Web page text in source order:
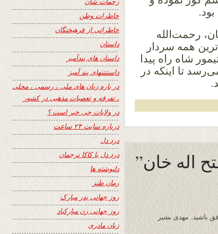
رحمت‌الله
همه سردار
شاه راه پیدا
تا اینکه در
باشید. مهدی بشیر
خاطرات وطن
خاطراتی از فرهیختگان
داستان
داستان های پندآمیز
داستنتنهای پند آمیز
در باره زبان های ملی ، رسمی ، محلی
، تفرقه و تعصبات مذهبی در کشور
در ولایات چی خبر است ؟
درباره سایت ۲۴ ساعت
درد دل
درد دل با کاکا ترجمان
دلنوشته ها
رمان طنز
روز جهانی پدر مبارک
روز جهانی زن مبارکباد
زبان مادری